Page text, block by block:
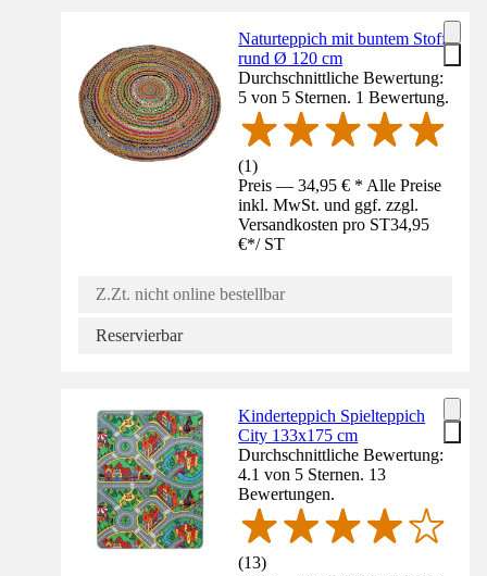
Naturteppich mit buntem Stoff
rund Ø 120 cm
Durchschnittliche Bewertung:
5 von 5 Sternen. 1 Bewertung.
(1)
Preis — 34,95 € * Alle Preise
inkl. MwSt. und ggf. zzgl.
Versandkosten pro ST34,95
€*/ ST
Z.Zt. nicht online bestellbar
Reservierbar
Kinderteppich Spielteppich
City 133x175 cm
Durchschnittliche Bewertung:
4.1 von 5 Sternen. 13
Bewertungen.
(13)